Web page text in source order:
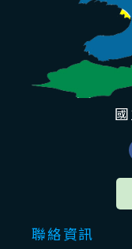
聯絡資訊